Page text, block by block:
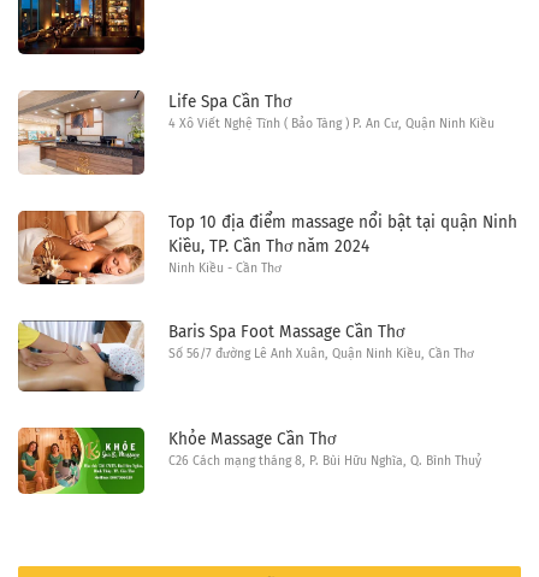
Life Spa Cần Thơ
4 Xô Viết Nghệ Tĩnh ( Bảo Tàng ) P. An Cư, Quận Ninh Kiều
Top 10 địa điểm massage nổi bật tại quận Ninh
Kiều, TP. Cần Thơ năm 2024
Ninh Kiều - Cần Thơ
Baris Spa Foot Massage Cần Thơ
Số 56/7 đường Lê Anh Xuân, Quận Ninh Kiều, Cần Thơ
Khỏe Massage Cần Thơ
C26 Cách mạng tháng 8, P. Bùi Hữu Nghĩa, Q. Bình Thuỷ